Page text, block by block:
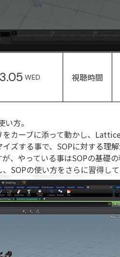
WED 視聴時間
方。
カーブに添って動かし、
ズする事で、SOPに対する理
、やっている事はSOPの基礎
SOPの使い方をさらに習得し